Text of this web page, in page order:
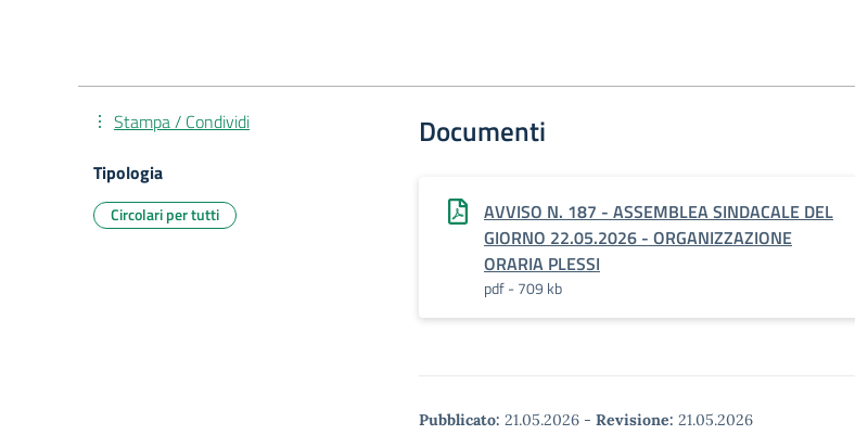
Documenti
AVVISO N. 187 - ASSEMBLEA SINDACALE DEL
GIORNO 22.05.2026 - ORGANIZZAZIONE
ORARIA PLESSI
pdf - 709 kb
Pubblicato: 21.05.2026 - Revisione: 21.05.2026
Stampa / Condividi
Tipologia
Circolari per tutti